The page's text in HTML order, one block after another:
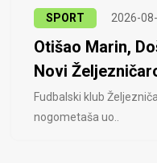
SPORT 2026-
Otišao Marin,
Novi
Fudbalski klub
nogometaša uo..